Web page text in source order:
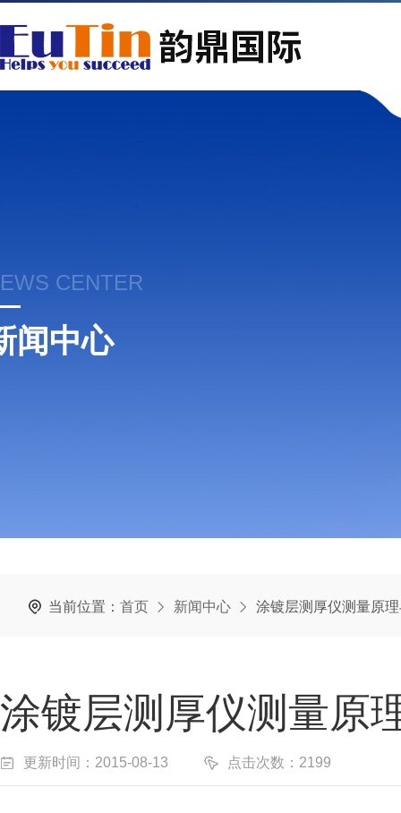
CENTER
闻中心
当前位置： 首页 新闻中心 涂镀层测厚仪测量原
涂镀层测厚仪测量原
更新时间：2015-08-13 点击次数：2199